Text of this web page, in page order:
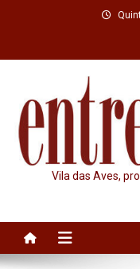
Vila das Aves,